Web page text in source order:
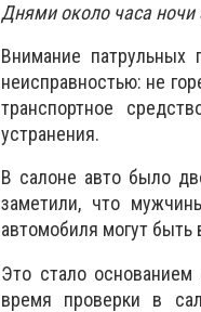
Днями около часа ночи
Внимание патрульных
неисправностью: не
транспортное
устранения.
В салоне авто было
заметили, что
автомобиля могут
Это стало основанием
время проверки в